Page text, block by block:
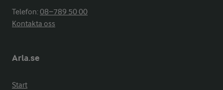
Telefon:08−789 50 00
Kontakta oss
Arla.se
Start